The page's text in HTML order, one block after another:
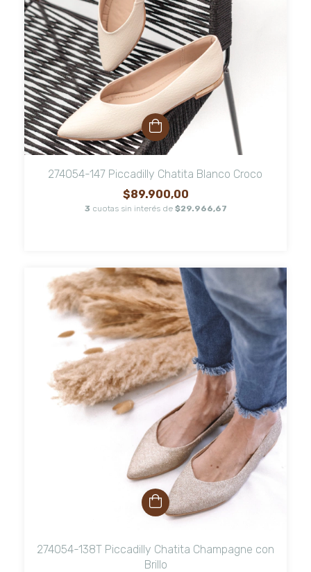
274054-147 Piccadilly Chatita Blanco Croco
$89.900,00
3 cuotas sin interés de $29.966,67
274054-138T Piccadilly Chatita Champagne con
Brillo